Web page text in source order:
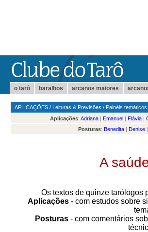
o tarô baralhos arcanos maiores
APLICAÇÕES/ Leituras & Previsões / Painéis temáticos
Aplicações: Adriana | Emanuel | Flávia |
Posturas: Benedita | Denise |
A
Os textos de quinze tarólogos
Aplicações- com estudos sobre
Posturas- com comentários